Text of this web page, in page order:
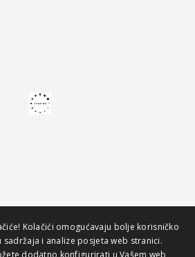
Kolačići omogućavaju bolje korisničko
i analize posjeta web stranici.
dodatno konfigurirati u Vašem web